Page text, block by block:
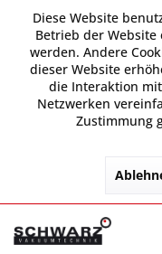
Diese Website
Betrieb der
werden. Andere
dieser Website
die Interaktion
Netzwerken
Zustimmung